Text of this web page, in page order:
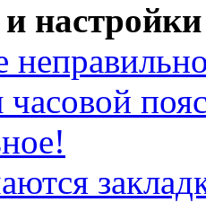
настройки